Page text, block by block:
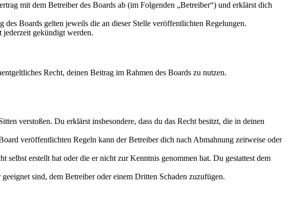
mit dem Betreiber des Boards ab (im Folgenden „Betreiber“) und erklärst dich
Boards gelten jeweils die an dieser Stelle veröffentlichten Regelungen.
gekündigt werden.
Recht, deinen Beitrag im Rahmen des Boards zu nutzen.
verstoßen. Du erklärst insbesondere, dass du das Recht besitzt, die in deinen
veröffentlichten Regeln kann der Betreiber dich nach Abmahnung zeitweise oder
erstellt hat oder die er nicht zur Kenntnis genommen hat. Du gestattest dem
sind, dem Betreiber oder einem Dritten Schaden zuzufügen.